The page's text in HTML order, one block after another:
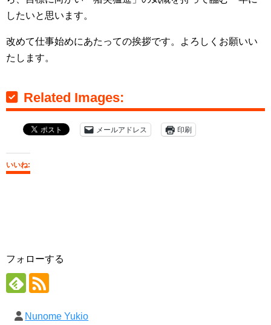
したいと思います。
改めて仕事始めにあたっての挨拶です。よろしくお願いい
たします。
Related Images:
メールアドレス 印刷
いいね:
フォローする
Nunome Yukio